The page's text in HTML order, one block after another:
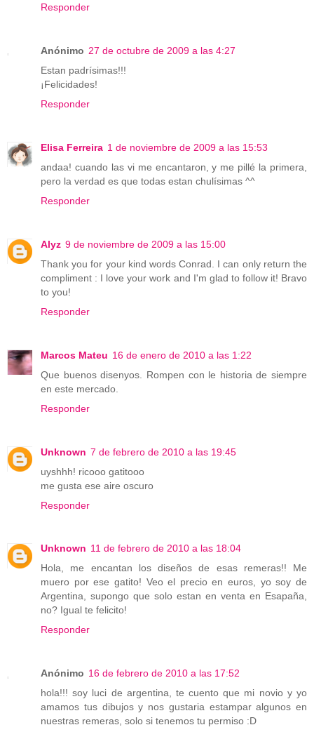
Responder
Anónimo 27 de octubre de 2009 a las 4:27
Estan padrísimas!!!
¡Felicidades!
Responder
Elisa Ferreira 1 de noviembre de 2009 a las 15:53
andaa! cuando las vi me encantaron, y me pillé la primera,
pero la verdad es que todas estan chulísimas ^^
Responder
Alyz 9 de noviembre de 2009 a las 15:00
Thank you for your kind words Conrad. I can only return the
compliment : I love your work and I'm glad to follow it! Bravo
to you!
Responder
Marcos Mateu 16 de enero de 2010 a las 1:22
Que buenos disenyos. Rompen con le historia de siempre
en este mercado.
Responder
Unknown 7 de febrero de 2010 a las 19:45
uyshhh! ricooo gatitooo
me gusta ese aire oscuro
Responder
Unknown 11 de febrero de 2010 a las 18:04
Hola, me encantan los diseños de esas remeras!! Me
muero por ese gatito! Veo el precio en euros, yo soy de
Argentina, supongo que solo estan en venta en Esapaña,
no? Igual te felicito!
Responder
Anónimo 16 de febrero de 2010 a las 17:52
hola!!! soy luci de argentina, te cuento que mi novio y yo
amamos tus dibujos y nos gustaria estampar algunos en
nuestras remeras, solo si tenemos tu permiso :D